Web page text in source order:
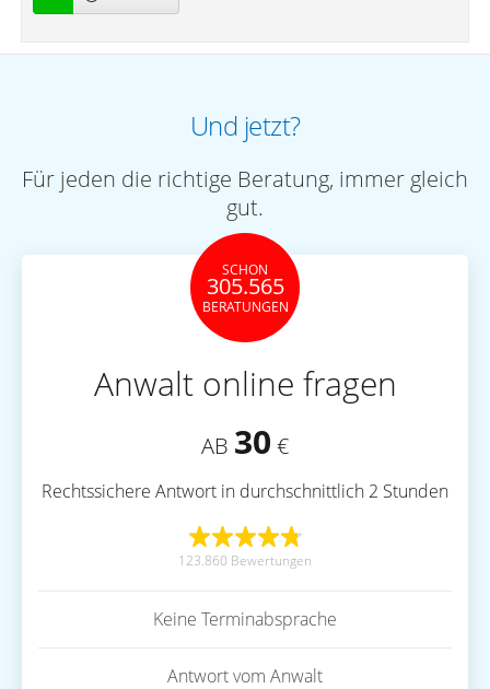
Und jetzt?
Für jeden die richtige Beratung, immer gleich
gut.
SCHON
305.565
BERATUNGEN
Anwalt online fragen
AB 30 €
Rechtssichere Antwort in durchschnittlich 2 Stunden
123.860 Bewertungen
Keine Terminabsprache
Antwort vom Anwalt